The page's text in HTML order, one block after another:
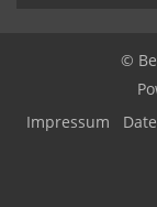
©
Impressum